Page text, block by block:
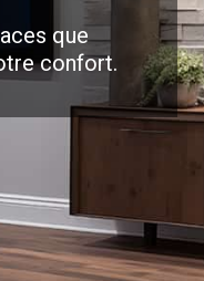
que
confort.